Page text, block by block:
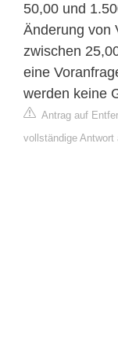
50,00 und
Änderung von
zwischen
eine
werden keine
Antrag auf
vollständige Antwort